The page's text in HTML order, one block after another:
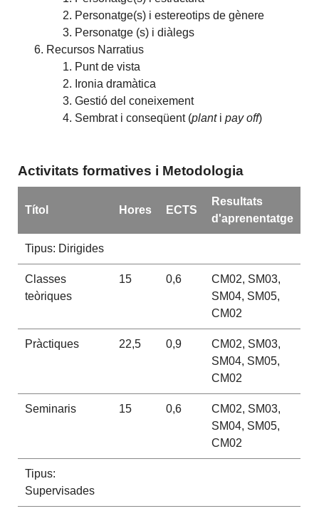
Personatge(s) i estereotips de gènere
Personatge (s) i diàlegs
Recursos Narratius
Punt de vista
Ironia dramàtica
Gestió del coneixement
Sembrat i conseqüent (planti pay off)
Activitats formatives i Metodologia
Títol Hores ECTS
Resultats
d'aprenentatge
Tipus: Dirigides
Classes
teòriques
15 0,6
CM02, SM03,
SM04, SM05,
CM02
Pràctiques 22,5 0,9
CM02, SM03,
SM04, SM05,
CM02
Seminaris 15 0,6
CM02, SM03,
SM04, SM05,
CM02
Tipus:
Supervisades